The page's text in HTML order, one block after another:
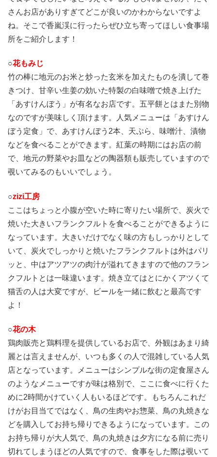
さんお店がありすぎてどこが良いのかわからないですよ
ね。そこで香嵐渓に行ったらぜひ立ち寄ってほしい食事場
所をご紹介します！
○花もみじ
竹の棒に地元のお米と炒った玄米を加えたものを潰して巻
きつけ、甘辛い生姜の効いた特製の白味噌で焼き上げた
「あすけんぼう」が有名なお店です。五平餅とはまた別物
なのですが美味しく頂けます。人気メニューは「あすけん
ぼう定食」で、あすけんぼう2本、天ぷら、味噌汁、漬物
などを食べることができます。紅葉の時期にはお店の前
で、地元の野菜やお皿などの陶器類も販売していますので
覗いてみるのもいいでしょう。
○zizi工房
ここはちょっと小腹が空いた時に寄りたい場所で、炭火で
焼いた大きいフランクフルトを食べることができるように
なっています。大きいだけでなく味の方もしっかりとして
いて、炭火でしっかりと焼いたフランクフルトは外はパリ
ッと、中はアツアツの肉汁が溢れてきますので他のフラン
クフルトとは一味違います。焼き立てはとにかくアツくて
猫舌の人は大変ですが、ビールを一緒に飲むと最高です
よ！
○花の木
鶏肉販売と鶏料理を提供しているお店で、外観はあまり綺
麗とは言えませんが、いつも多くの人で混雑している人気
店となっています。メニューはシンプルな街の定食屋さん
のようなメニューですが味は格別で、ここに食べに行くた
めに2時間かけていく人もいるほどです。もちろんこれだ
けがお目当てではなく、鳥の生肉やお惣菜、鳥の丸焼きな
どを購入してお持ち帰りできるようになっています。この
お持ち帰りが大人気で、鳥の丸焼きは夕方になる前に売り
切れてしまうほどの人気ですので、食事をした際は覗いて